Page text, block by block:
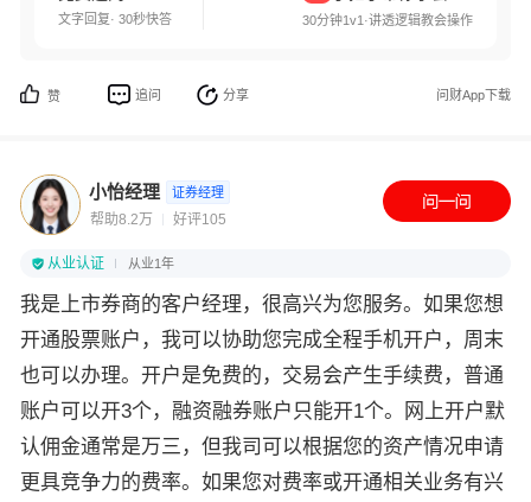
文字回复· 30秒快答 30分钟1v1·讲透逻辑教会操作
赞 追问 分享 问财App下载
小怡经理 证券经理
帮助8.2万 好评105
从业认证 从业1年
我是上市券商的客户经理，很高兴为您服务。如果您想
开通股票账户，我可以协助您完成全程手机开户，周末
也可以办理。开户是免费的，交易会产生手续费，普通
账户可以开3个，融资融券账户只能开1个。网上开户默
认佣金通常是万三，但我司可以根据您的资产情况申请
更具竞争力的费率。如果您对费率或开通相关业务有兴